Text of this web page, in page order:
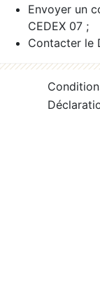
Envoyer un
CEDEX 07 ;
Contacter le